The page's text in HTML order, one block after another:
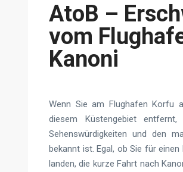
AtoB –
vom
Kanoni
Wenn Sie am Flughafen Korfu
diesem Küstengebiet
Sehenswürdigkeiten und den
bekannt ist. Egal, ob Sie für
landen, die kurze Fahrt nach